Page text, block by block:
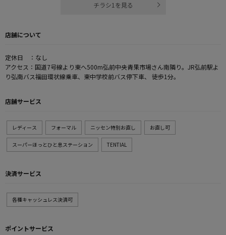
チラシ1を見る
店舗について
定休日 ：なし
アクセス：国道7号線より東へ500m弘前中央青果市場さん南隣り。JR弘前駅よ
り弘南バス福田環状線乗車、東中学校前バス停下車、 徒歩1分。
店舗サービス
レディース フォーマル ニッセン特別お直し お直し可
スーパーほっとひと息ステーション TENTIAL
決済サービス
各種キャッシュレス決済可
ポイントサービス